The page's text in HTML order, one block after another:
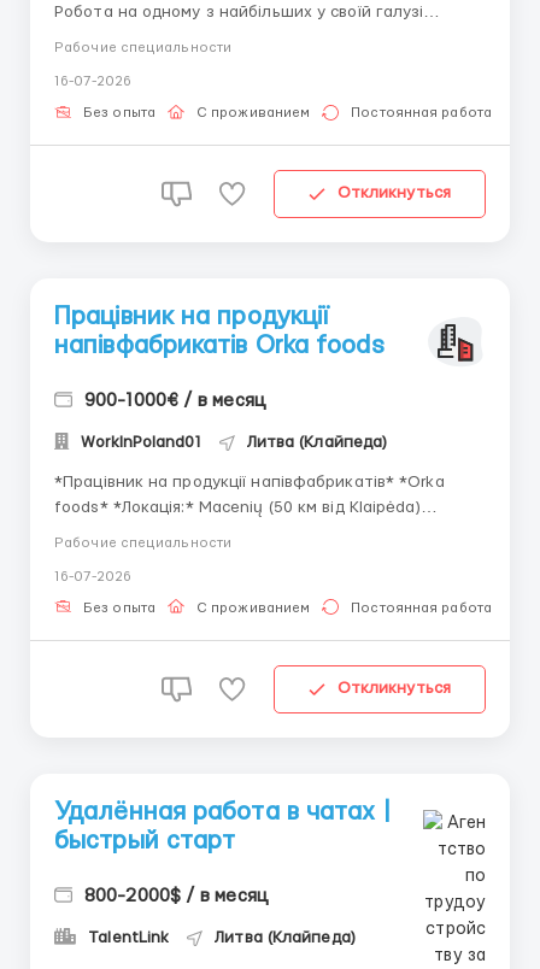
Робота на одному з найбільших у своїй галузі
підприємств Литви. Фірма виробляє ковбаси,
шашлик). **КОРОТКО ПРО ОСНОВНЕ** 💵 Заробітна
плата 4,40 євро/год нетто; 💰 1000-1100 євро нетто/
Рабочие специальности
16-07-2026
Без опыта С проживанием Постоянная работа
Откликнуться
Працівник на продукції
напівфабрикатів Orka foods
900-1000€ / в месяц
WorkInPoland01 Литва (Клайпеда)
*Працівник на продукції напівфабрикатів* *Orka
foods* *Локація:* Macenių (50 км від Klaipėda)
___________________________________
брутто/місяць* 1344.00 EUR брутто/місяць - 1600.00
EUR брутто/місяць *900-1000* євро нетто при
Рабочие специальности
16-07-2026
Без опыта С проживанием Постоянная работа
Откликнуться
Удалённая работа в чатах |
быстрый старт
800-2000$ / в месяц
TalentLink Литва (Клайпеда)